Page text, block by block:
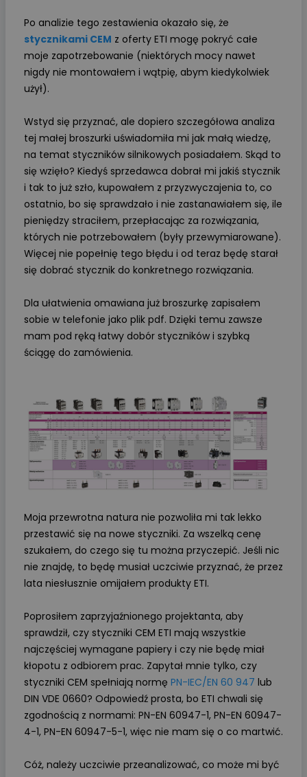
Po analizie tego zestawienia okazało się, że
stycznikami CEM z oferty ETI mogę pokryć całe
moje zapotrzebowanie (niektórych mocy nawet
nigdy nie montowałem i wątpię, abym kiedykolwiek
użył).
Wstyd się przyznać, ale dopiero szczegółowa analiza
tej małej broszurki uświadomiła mi jak małą wiedzę,
na temat styczników silnikowych posiadałem. Skąd to
się wzięło? Kiedyś sprzedawca dobrał mi jakiś stycznik
i tak to już szło, kupowałem z przyzwyczajenia to, co
ostatnio, bo się sprawdzało i nie zastanawiałem się, ile
pieniędzy straciłem, przepłacając za rozwiązania,
których nie potrzebowałem (były przewymiarowane).
Więcej nie popełnię tego błędu i od teraz będę starał
się dobrać stycznik do konkretnego rozwiązania.
Dla ułatwienia omawiana już broszurkę zapisałem
sobie w telefonie jako plik pdf. Dzięki temu zawsze
mam pod ręką łatwy dobór styczników i szybką
ściągę do zamówienia.
Moja przewrotna natura nie pozwoliła mi tak lekko
przestawić się na nowe styczniki. Za wszelką cenę
szukałem, do czego się tu można przyczepić. Jeśli nic
nie znajdę, to będę musiał uczciwie przyznać, że przez
lata niesłusznie omijałem produkty ETI.
Poprosiłem zaprzyjaźnionego projektanta, aby
sprawdził, czy styczniki CEM ETI mają wszystkie
najczęściej wymagane papiery i czy nie będę miał
kłopotu z odbiorem prac. Zapytał mnie tylko, czy
styczniki CEM spełniają normę PN-IEC/EN 60 947 lub
DIN VDE 0660? Odpowiedź prosta, bo ETI chwali się
zgodnością z normami: PN-EN 60947-1, PN-EN 60947-
4-1, PN-EN 60947-5-1, więc nie mam się o co martwić.
Cóż, należy uczciwie przeanalizować, co może mi być